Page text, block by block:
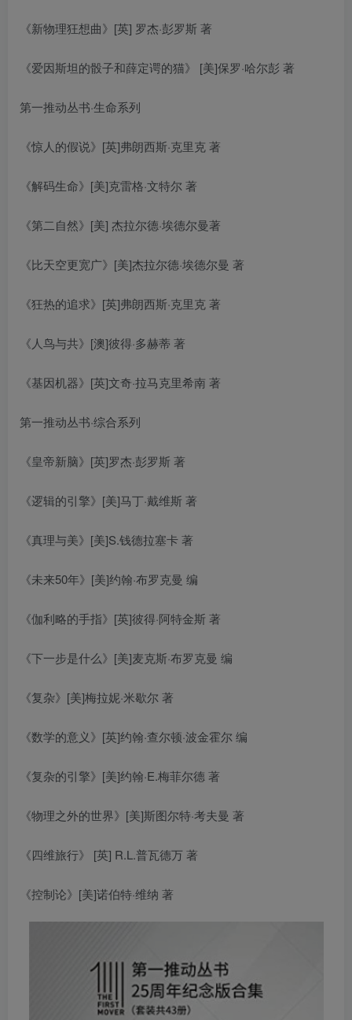
《新物理狂想曲》[英] 罗杰·彭罗斯 著
《爱因斯坦的骰子和薛定谔的猫》 [美]保罗·哈尔彭 著
第一推动丛书·生命系列
《惊人的假说》[英]弗朗西斯·克里克 著
《解码生命》[美]克雷格·文特尔 著
《第二自然》[美] 杰拉尔德·埃德尔曼著
《比天空更宽广》[美]杰拉尔德·埃德尔曼 著
《狂热的追求》[英]弗朗西斯·克里克 著
《人鸟与共》[澳]彼得·多赫蒂 著
《基因机器》[英]文奇·拉马克里希南 著
第一推动丛书·综合系列
《皇帝新脑》[英]罗杰·彭罗斯 著
《逻辑的引擎》[美]马丁·戴维斯 著
《真理与美》[美]S.钱德拉塞卡 著
《未来50年》[美]约翰·布罗克曼 编
《伽利略的手指》[英]彼得·阿特金斯 著
《下一步是什么》[美]麦克斯·布罗克曼 编
《复杂》[美]梅拉妮·米歇尔 著
《数学的意义》[英]约翰·查尔顿·波金霍尔 编
《复杂的引擎》[美]约翰·E.梅菲尔德 著
《物理之外的世界》[美]斯图尔特·考夫曼 著
《四维旅行》 [英] R.L.普瓦德万 著
《控制论》[美]诺伯特·维纳 著